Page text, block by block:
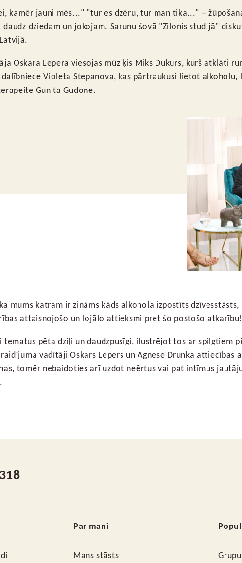
kamēr jauni mēs..." "tur es dzēru, tur man tika..." –
daudz dziedam un jokojam. Sarunu šovā "Zilonis studijā"
Oskara Lepera viesojas mūziķis Miks Dukurs, kurš atklāti
dalībniece Violeta Stepanova, kas pārtraukusi lietot alkoholu,
Gunita Gudone.
mums katram ir zināms kāds alkohola izpostīts
attaisnojošo un lojālo attieksmi pret šo postošo atkarību!
tematus pēta dziļi un daudzpusīgi, ilustrējot tos ar spilgtiem
vadītāji Oskars Lepers un Agnese Drunka attiecības
tomēr nebaidoties arī uzdot neērtus vai pat intīmus
Par mani
Mans stāsts